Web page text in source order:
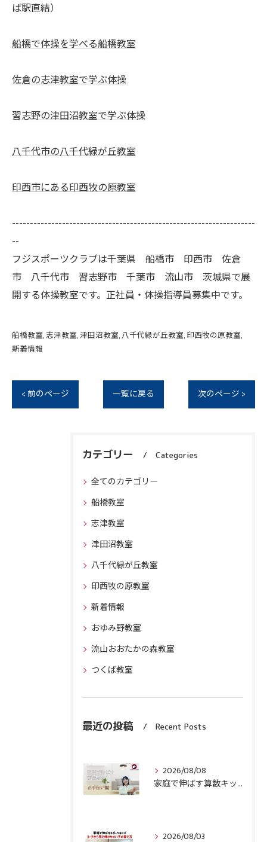
ば駅直結）
船橋で体操を学べる船橋教室
佐倉の志津教室で学ぶ体操
習志野の津田沼教室で学ぶ体操
八千代市の八千代緑が丘教室
印西市にある印西牧の原教室
--------------------------------------------------------------------
--
フジスポーツクラブは千葉県 船橋市 印西市 佐倉
市 八千代市 習志野市 千葉市 流山市 茨城県で展
開する体操教室です。正社員・体操指導員募集中です。
船橋教室 志津教室 津田沼教室 八千代緑が丘教室 印西牧の原教室
新着情報
< 前のページ 一覧に戻る 次のページ >
カテゴリー Categories
全てのカテゴリー
船橋教室
志津教室
津田沼教室
八千代緑が丘教室
印西牧の原教室
新着情報
おゆみ野教室
流山おおたかの森教室
つくば教室
最近の投稿 Recent Posts
2026/08/08
家庭で伸ばす算数キッズ８月号配信しました！
2026/08/03